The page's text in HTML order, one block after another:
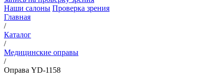
Наши салоны Проверка зрения
Главная
/
Каталог
/
Медицинские оправы
/
Оправа YD-1158